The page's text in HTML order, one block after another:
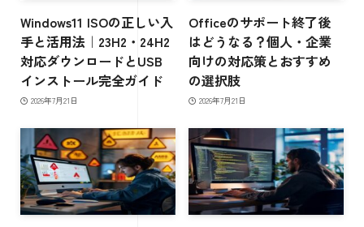
Windows11 ISOの正しい入
手と活用法｜23H2・24H2
対応ダウンロードとUSB
インストール完全ガイド
2026年7月21日
Officeのサポート終了後
はどうなる？個人・企業
向けの対応策とおすすめ
の選択肢
2026年7月21日